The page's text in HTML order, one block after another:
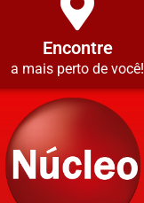
Encontre
a mais perto de você!